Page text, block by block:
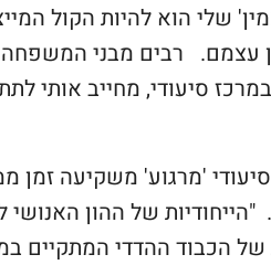
שלי הוא להיות הקול
רבים מבני המשפחה
סיעודי, מחייב אותי
'מרגוע' משקיעה זמן
של ההון האנושי
הכבוד ההדדי המתקיים